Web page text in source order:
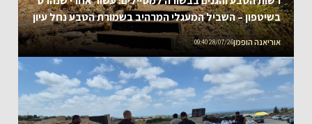
בשיטפון – השביל המעגלי המרהיב בשמורת הטבע נחל עיון
נפתח מחדש
אוריאנה הופמן28/07/26 09:40